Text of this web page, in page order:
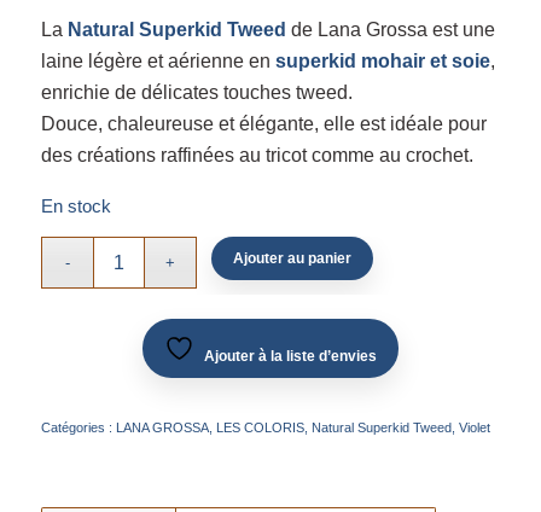
La Natural Superkid Tweed de Lana Grossa est une
laine légère et aérienne en superkid mohair et soie,
enrichie de délicates touches tweed.
Douce, chaleureuse et élégante, elle est idéale pour
des créations raffinées au tricot comme au crochet.
En stock
Ajouter au panier
Ajouter à la liste d’envies
Catégories : LANA GROSSA, LES COLORIS, Natural Superkid Tweed, Violet